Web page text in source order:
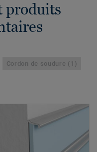
produits
Cordon de soudure (1)